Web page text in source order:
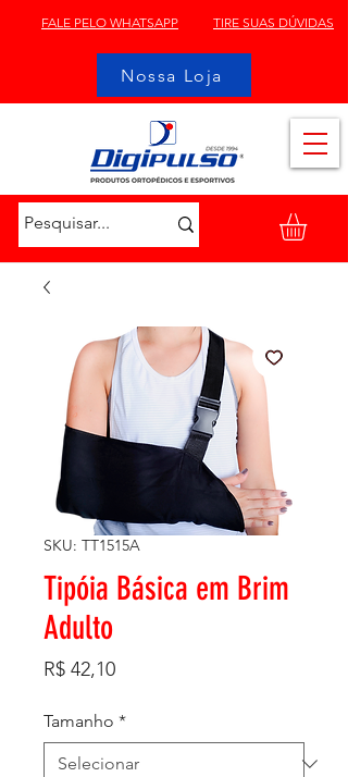
FALE PELO WHATSAPP TIRE SUAS DÚVIDAS
Nossa Loja
SKU: TT1515A
Tipóia Básica em Brim
Adulto
R$ 42,10Preço
Tamanho *